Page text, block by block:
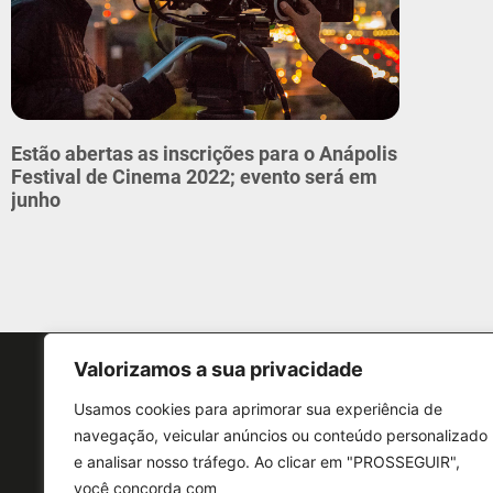
Valorizamos a sua privacidade
Usamos cookies para aprimorar sua experiência de
navegação, veicular anúncios ou conteúdo personalizado
e analisar nosso tráfego. Ao clicar em "PROSSEGUIR",
você concorda com
Estão abertas as inscrições para o Anápolis
Festival de Cinema 2022; evento será em
junho